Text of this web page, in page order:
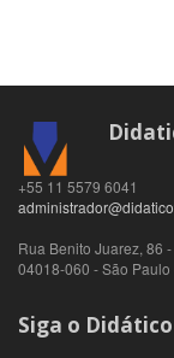
+55 11 5579 6041
Rua Benito Juarez, 86
04018-060 -São Paulo
Siga o Didático